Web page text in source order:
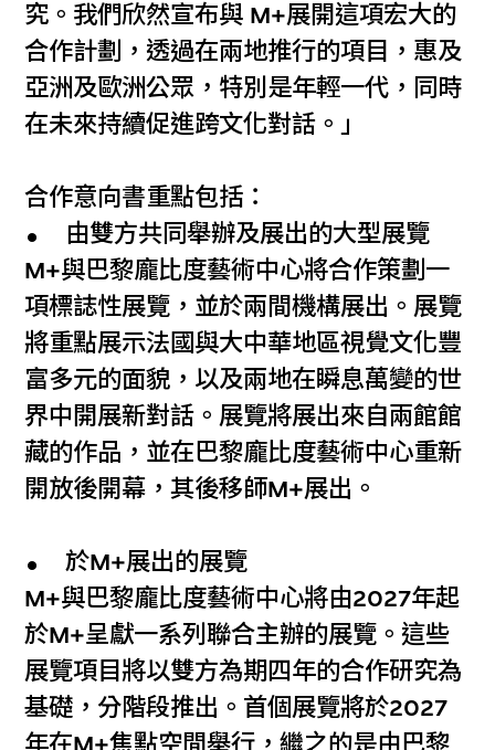
究。我們欣然宣布與 M+展開這項宏大的
合作計劃，透過在兩地推行的項目，惠及
亞洲及歐洲公眾，特別是年輕一代，同時
在未來持續促進跨文化對話。」
合作意向書重點包括：
由雙方共同舉辦及展出的大型展覽
M+與巴黎龐比度藝術中心將合作策劃一
項標誌性展覽，並於兩間機構展出。展覽
將重點展示法國與大中華地區視覺文化豐
富多元的面貌，以及兩地在瞬息萬變的世
界中開展新對話。展覽將展出來自兩館館
藏的作品，並在巴黎龐比度藝術中心重新
開放後開幕，其後移師M+展出。
於M+展出的展覽
M+與巴黎龐比度藝術中心將由2027年起
於M+呈獻一系列聯合主辦的展覽。這些
展覽項目將以雙方為期四年的合作研究為
基礎，分階段推出。首個展覽將於2027